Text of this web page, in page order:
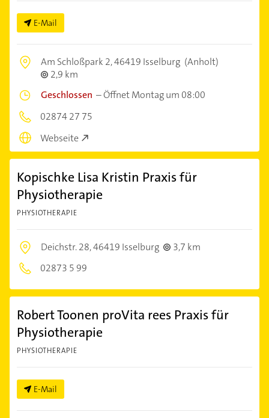
E-Mail
Am Schloßpark 2,46419 Isselburg (Anholt)
2,9 km
Geschlossen –Öffnet Montag um 08:00
02874 27 75
Webseite
Kopischke Lisa Kristin Praxis für
Physiotherapie
PHYSIOTHERAPIE
Deichstr. 28,46419 Isselburg
3,7 km
02873 5 99
Robert Toonen proVita rees Praxis für
Physiotherapie
PHYSIOTHERAPIE
E-Mail